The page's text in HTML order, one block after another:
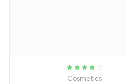
Rated
4.00
Cosmetics